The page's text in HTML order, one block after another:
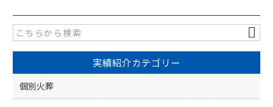
e
b
o
o
k
実績紹介カテゴリー
個別火葬